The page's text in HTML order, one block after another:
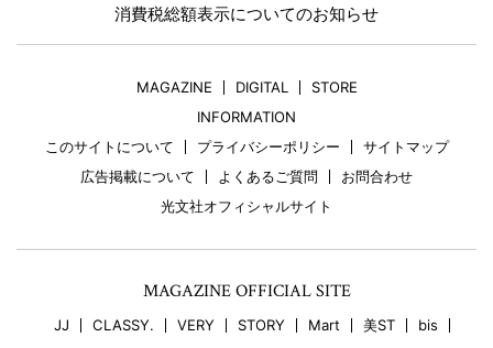
消費税総額表示についてのお知らせ
MAGAZINE DIGITAL
STORE
INFORMATION
このサイトについて
プライバシーポリシー
サイトマップ
広告掲載について
よくあるご質問
お問合わせ
光文社オフィシャルサイト
MAGAZINE OFFICIAL SITE
JJ CLASSY. VERY STORY Mart 美ST
bis